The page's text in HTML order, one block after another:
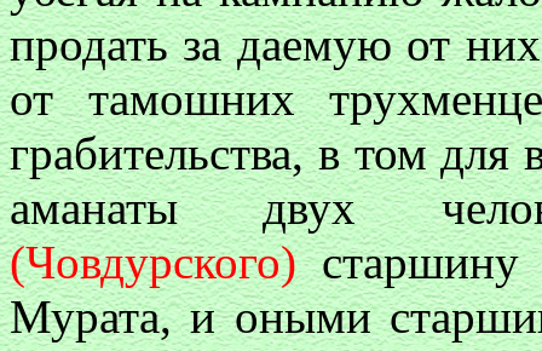
продать за даемую от
от тамошних
грабительства, в том для
аманаты двух
(Човдурского)старшину
Мурата, и оными